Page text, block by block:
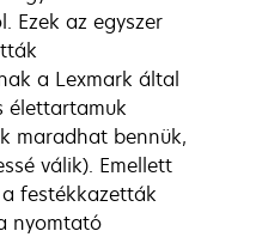
Ezek az egyszer
a Lexmark által
élettartamuk
maradhat bennük,
válik). Emellett
festékkazetták
nyomtató